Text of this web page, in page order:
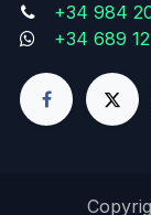
+34 984
+34 689